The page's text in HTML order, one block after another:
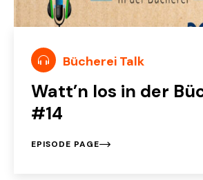
Bücherei Talk
Watt’n los in der
#14
EPISODE PAGE